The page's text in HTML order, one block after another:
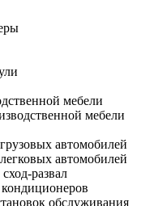
мебели
мебели
автомобилей
автомобилей
развал
обслуживания